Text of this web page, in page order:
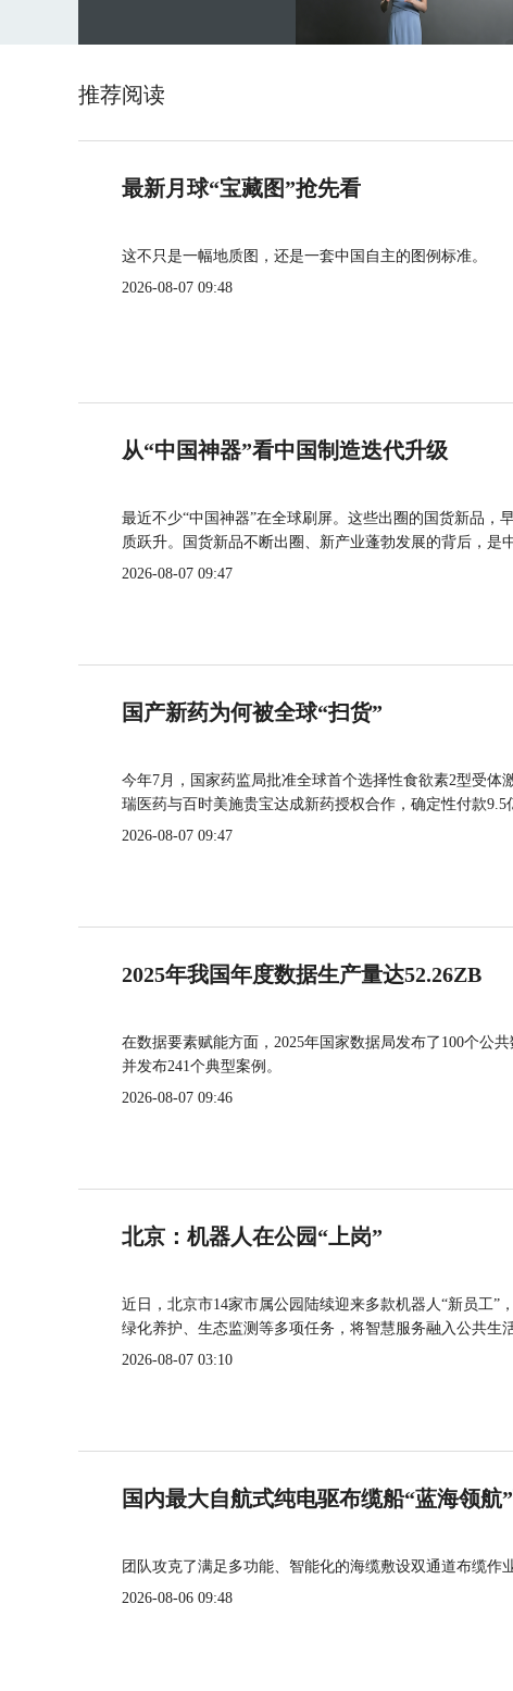
推荐阅读
最新月球“宝藏图”抢先看
这不只是一幅地质图，还是一套中国自主的图例标准。
2026-08-07 09:48
从“中国神器”看中国制造迭代升级
最近不少“中国神器”在全球刷屏。这些出圈的国货新品
质跃升。国货新品不断出圈、新产业蓬勃发展的背后，是
2026-08-07 09:47
国产新药为何被全球“扫货”
今年7月，国家药监局批准全球首个选择性食欲素2型受
瑞医药与百时美施贵宝达成新药授权合作，确定性付款
2026-08-07 09:47
2025年我国年度数据生产量达52.26ZB
在数据要素赋能方面，2025年国家数据局发布了100个公
并发布241个典型案例。
2026-08-07 09:46
北京：机器人在公园“上岗”
近日，北京市14家市属公园陆续迎来多款机器人“新员工
绿化养护、生态监测等多项任务，将智慧服务融入公共生活
2026-08-07 03:10
国内最大自航式纯电驱布缆船“蓝海领航
团队攻克了满足多功能、智能化的海缆敷设双通道布缆作
2026-08-06 09:48